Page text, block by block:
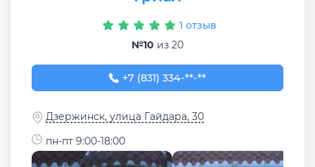
1 отзыв
№10 из 20
+7 (831) 334-09-69
+7 (831) 334-**-**
Дзержинск, улица Гайдара, 30
пн-пт 9:00-18:00